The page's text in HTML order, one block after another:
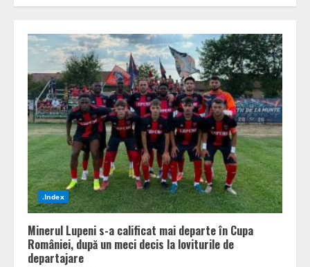
.Index
Minerul Lupeni s-a calificat mai departe în Cupa
României, după un meci decis la loviturile de
departajare